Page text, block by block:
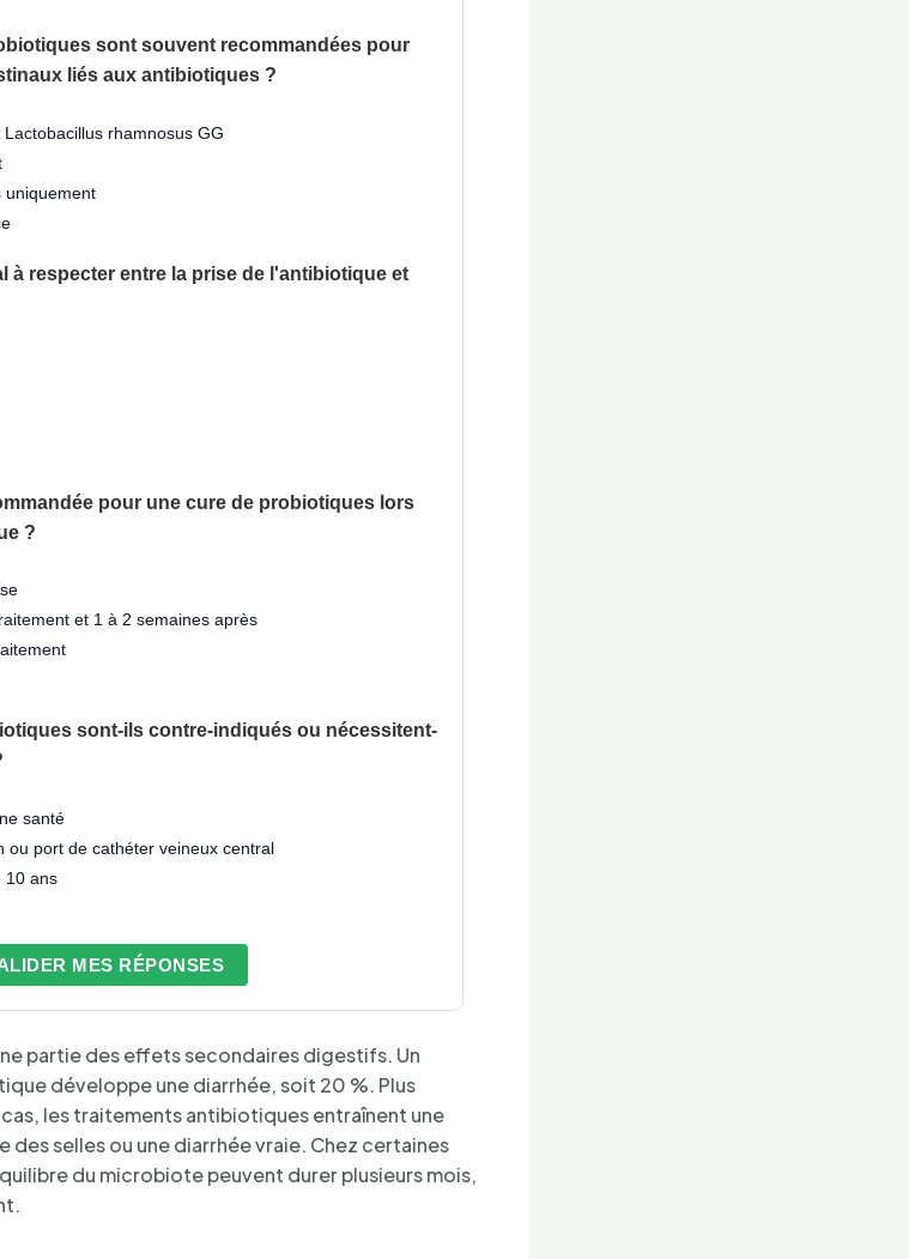
sont souvent recommandées pour
liés aux antibiotiques ?
rhamnosus GG
uniquement
à respecter entre la prise de l'antibiotique et
pour une cure de probiotiques lors
?
et 1 à 2 semaines après
sont-ils contre-indiqués ou nécessitent-
santé
ou port de cathéter veineux central
10 ans
MES RÉPONSES
partie des effets secondaires digestifs. Un
développe une diarrhée, soit 20 %. Plus
les traitements antibiotiques entraînent une
selles ou une diarrhée vraie. Chez certaines
du microbiote peuvent durer plusieurs mois,